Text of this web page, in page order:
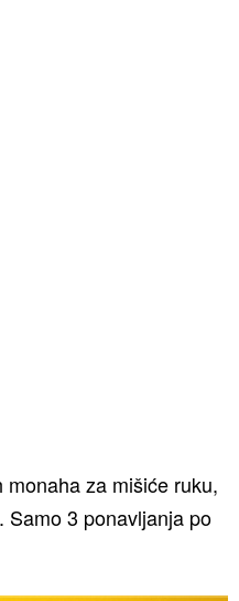
za mišiće ruku,
Samo 3 ponavljanja po